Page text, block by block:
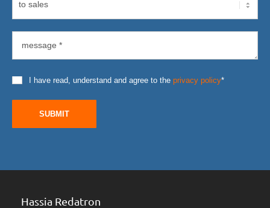
I have read, understand and agree to the privacy policy*
SUBMIT
Hassia Redatron